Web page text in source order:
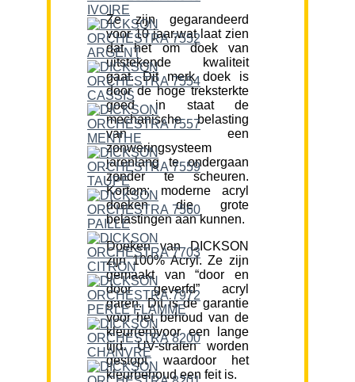
Ze zijn gegarandeerd
voor 10 jaar,wat laat zien
dat het om doek van
uitstekende kwaliteit
gaat. Dit merk doek is
door de hoge treksterkte
goed in staat de
mechanische belasting
van een
zonweringsysteem
jarenlang te ondergaan
zonder te scheuren.
Kortom; moderne acryl
doeken die grote
belastingen aan kunnen.
Doeken van DICKSON
zijn 100% Acryl. Ze zijn
gemaakt van “door en
door geverfd” acryl
garen. Dit is de garantie
voor het behoud van de
kleur(en)voor een lange
tijd. UV-stralen worden
gestopt waardoor het
kleurbehoud een feit is.